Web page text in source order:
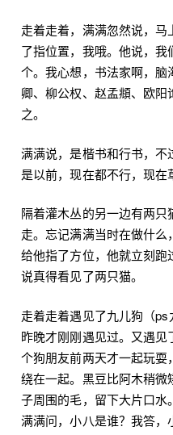
走着走着，满满忽然说，
了指位置，我哦。他说，
个。我心想，书法家啊，
卿、柳公权、赵孟頫、欧
之。
满满说，是楷书和行书，
是以前，现在都不行，现在
隔着灌木丛的另一边有两
走。忘记满满当时在做什
给他指了方位，他就立刻
说真得看见了两只猫。
走着走着遇见了九儿狗（ps
昨晚才刚刚遇见过。又遇
个狗朋友前两天才一起玩
绕在一起。黑豆比阿木稍
子周围的毛，留下大片口水
满满问，小八是谁？我答，